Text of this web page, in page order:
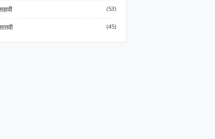
(53)
(45)